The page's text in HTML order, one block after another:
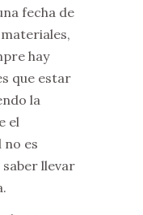
fecha de
hay
que estar
la
el
no es
llevar